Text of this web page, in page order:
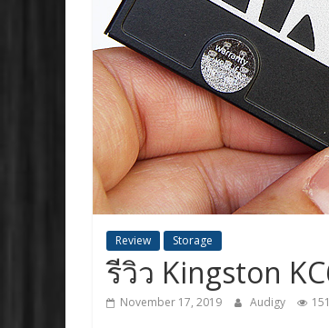
Review Storage
รีวิว Kingston
November 17, 2019 Audigy